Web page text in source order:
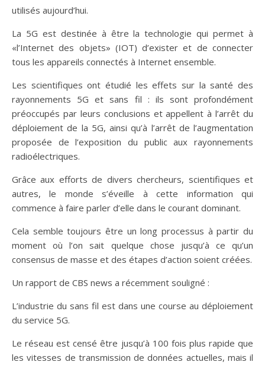
utilisés aujourd’hui.
La 5G est destinée à être la technologie qui permet à
«l’Internet des objets» (IOT) d’exister et de connecter
tous les appareils connectés à Internet ensemble.
Les scientifiques ont étudié les effets sur la santé des
rayonnements 5G et sans fil : ils sont profondément
préoccupés par leurs conclusions et appellent à l’arrêt du
déploiement de la 5G, ainsi qu’à l’arrêt de l’augmentation
proposée de l’exposition du public aux rayonnements
radioélectriques.
Grâce aux efforts de divers chercheurs, scientifiques et
autres, le monde s’éveille à cette information qui
commence à faire parler d’elle dans le courant dominant.
Cela semble toujours être un long processus à partir du
moment où l’on sait quelque chose jusqu’à ce qu’un
consensus de masse et des étapes d’action soient créées.
Un rapport de CBS news a récemment souligné :
L’industrie du sans fil est dans une course au déploiement
du service 5G.
Le réseau est censé être jusqu’à 100 fois plus rapide que
les vitesses de transmission de données actuelles, mais il